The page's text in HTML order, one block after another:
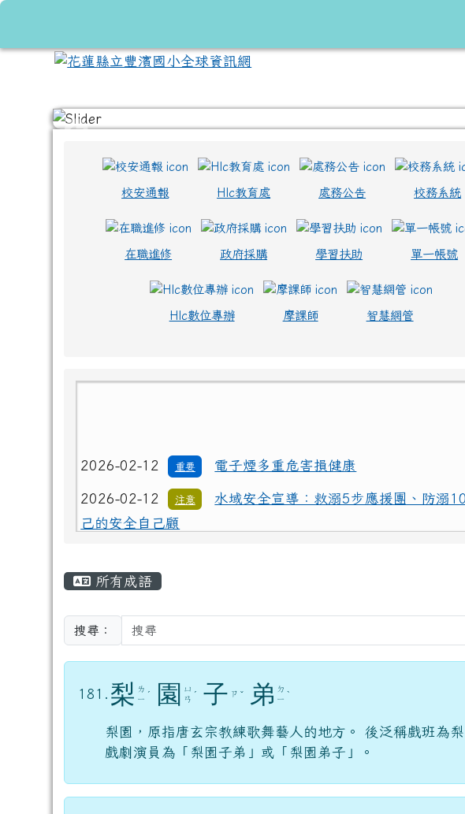
跳至主內容區
上中區域內容
校安通報 Hlc教育處 處務公告 校務系統
在職進修 政府採購 學習扶助 單一帳號
Hlc數位專辦 摩課師 智慧網管
注意
己的安全自己顧
2026-02-12 重要 電子煙多重危害損健康
己的安全自己顧
主內容區域
所有成語
搜尋：
181. 梨 ㄌ
ㄧ ˊ 園
ㄩ
ㄢ ˊ 子 ㄗ ˇ 弟 ㄉ
ㄧ ˋ
梨園，原指唐玄宗教練歌舞藝人的地方。 後泛稱戲班為梨
戲劇演員為「梨園子弟」或「梨園弟子」。